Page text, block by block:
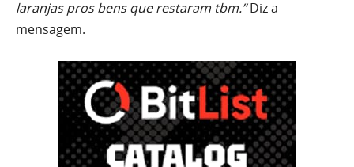
laranjas pros bens que restaram tbm.”Diz a
mensagem.